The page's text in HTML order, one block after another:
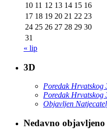
10 11 12 13 14 15 16
17 18 19 20 21 22 23
24 25 26 27 28 29 30
31
« lip
3D
Poredak Hrvatskog
Poredak Hrvatskog
Objavljen
Nedavno objavljeno